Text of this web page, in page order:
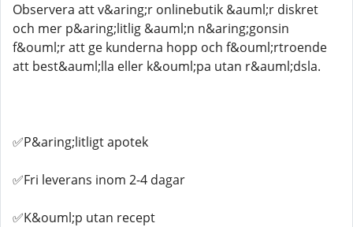
Observera att v&aring;r onlinebutik &auml;r diskret
och mer p&aring;litlig &auml;n n&aring;gonsin
f&ouml;r att ge kunderna hopp och f&ouml;rtroende
att best&auml;lla eller k&ouml;pa utan r&auml;dsla.
✅P&aring;litligt apotek
✅Fri leverans inom 2-4 dagar
✅K&ouml;p utan recept